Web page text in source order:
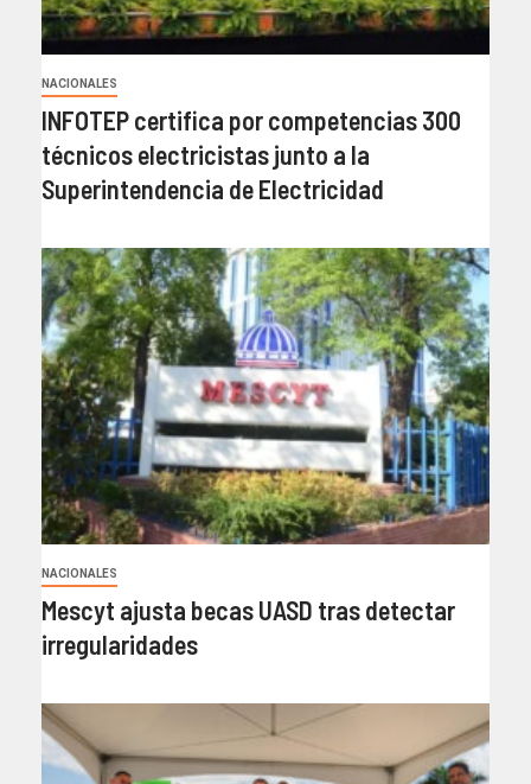
NACIONALES
INFOTEP certifica por competencias 300
técnicos electricistas junto a la
Superintendencia de Electricidad
NACIONALES
Mescyt ajusta becas UASD tras detectar
irregularidades